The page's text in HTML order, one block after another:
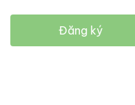
Đăng ký